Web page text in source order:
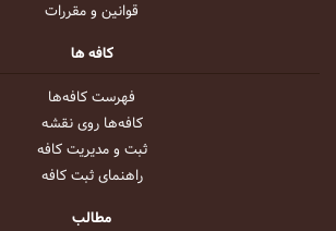
قوانین و مقررات
کافه ها
فهرست کافه‌ها
کافه‌ها روی نقشه
ثبت و مدیریت کافه
راهنمای ثبت کافه
مطالب